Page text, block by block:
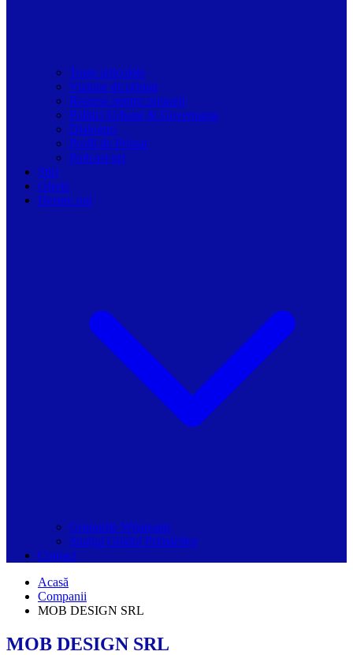
Toate articolele
Viziune de primar
Resurse pentru primarii
Politici Urbane & Guvernanta
Dialoguri
Profil de Primar
Podcast-uri
Stiri
Oferte
Despre noi
Grupurile Whatsapp
Spațiul Ghidul Primăriilor
Contact
Acasă
Companii
MOB DESIGN SRL
MOB DESIGN SRL